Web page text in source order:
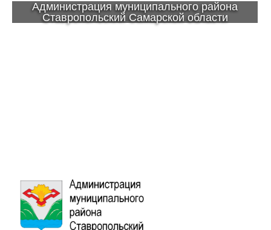
Администрация муниципального района
Ставропольский Самарской области